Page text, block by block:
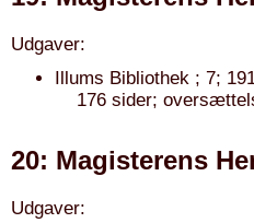
Udgaver:
Illums Bibliothek ; 7;
176 sider;
20: Magisterens
Udgaver: